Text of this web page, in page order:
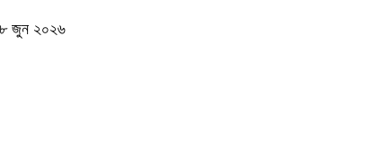
জুন ২০২৬